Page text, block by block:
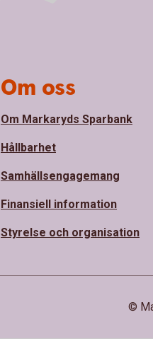
Om oss
Om Markaryds Sparbank
Hållbarhet
Samhällsengagemang
Finansiell information
Styrelse och organisation
©